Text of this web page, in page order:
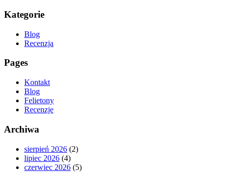
Kategorie
Blog
Recenzja
Pages
Kontakt
Blog
Felietony
Recenzje
Archiwa
sierpień 2026 (2)
lipiec 2026 (4)
czerwiec 2026 (5)